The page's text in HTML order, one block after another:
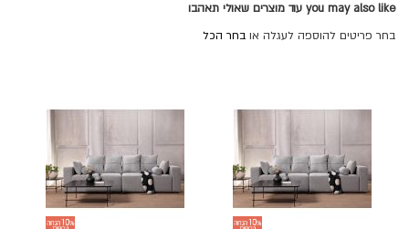
you may also like עוד מוצרים שאולי תאהבו
בחר פריטים להוספה לעגלה או בחר הכל